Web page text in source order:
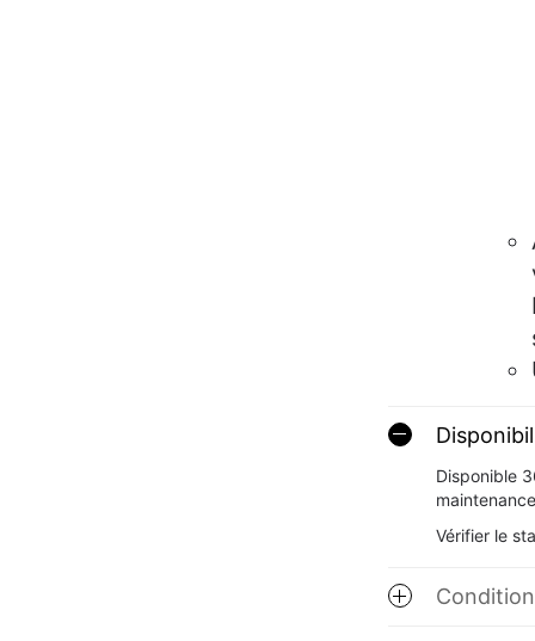
Disponible
Vérifier le